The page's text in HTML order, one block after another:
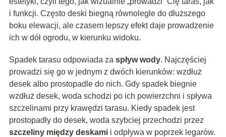
i funkcji. Często deski biegną równolegle do dłuższego
boku elewacji, ale czasem lepszy efekt daje prowadzenie
ich w dół ogrodu, w kierunku widoku.
Spadek tarasu odpowiada za spływ wody. Najczęściej
prowadzi się go w jednym z dwóch kierunków: wzdłuż
desek albo prostopadle do nich. Gdy spadek biegnie
wzdłuż desek, woda schodzi po ich powierzchni i spływa
szczelinami przy krawędzi tarasu. Kiedy spadek jest
prostopadły do desek, woda szybciej przechodzi przez
szczeliny między deskamii odpływa w poprzek legarów.